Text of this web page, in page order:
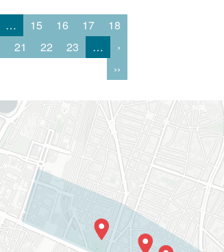
… 15 16 17
18
21 22 23 …
›
››